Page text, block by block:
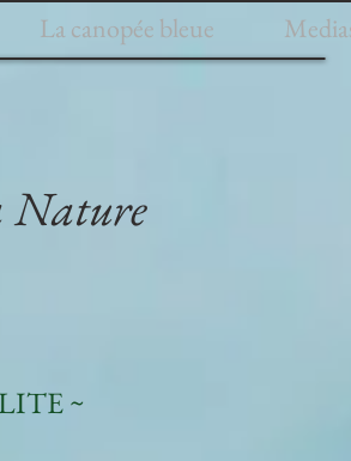
Nature
~
La canopée bleue